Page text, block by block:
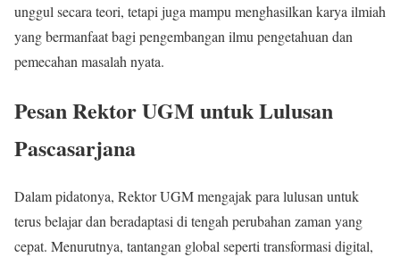
unggul secara teori, tetapi juga mampu menghasilkan karya ilmiah
yang bermanfaat bagi pengembangan ilmu pengetahuan dan
pemecahan masalah nyata.
Pesan Rektor UGM untuk Lulusan
Pascasarjana
Dalam pidatonya, Rektor UGM mengajak para lulusan untuk
terus belajar dan beradaptasi di tengah perubahan zaman yang
cepat. Menurutnya, tantangan global seperti transformasi digital,